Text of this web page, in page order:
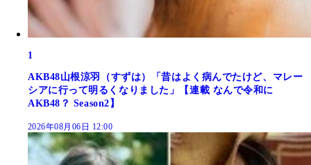
1
AKB48山根涼羽（すずは）「昔はよく病んでたけど、マレー
シアに行って明るくなりました」【連載 なんで令和に
AKB48？ Season2】
2026年08月06日 12:00